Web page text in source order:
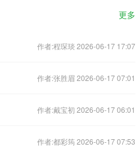
更多
作者:程琛琰 2026-06-17 17:07
作者:张胜眉 2026-06-17 07:01
作者:戴宝初 2026-06-17 06:01
作者:都彩筠 2026-06-17 07:53